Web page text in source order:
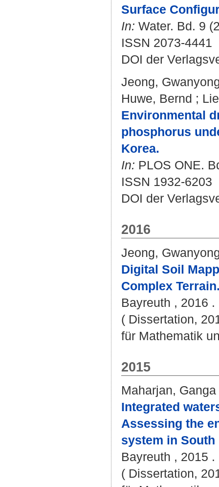
Surface
In: Water. Bd. 9
ISSN 2073-4441
DOI der
Jeong,
Huwe, Bernd ;
Environmental
phosphorus
Korea.
In: PLOS ONE.
ISSN 1932-6203
DOI der
2016
Jeong,
Digital Soil
Complex
Bayreuth , 2016
( Dissertation,
für Mathematik
2015
Maharjan,
Integrated
Assessing the
system in South
Bayreuth , 2015
( Dissertation,